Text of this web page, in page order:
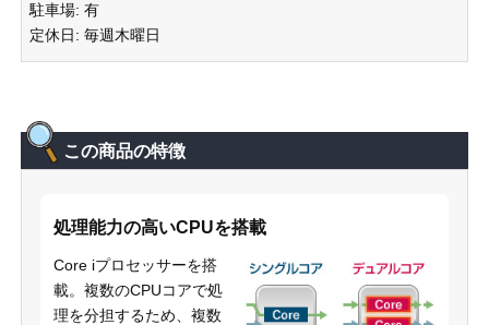
駐車場: 有
定休日: 毎週木曜日
この商品の特徴
処理能力の高いCPUを搭載
Core iプロセッサーを搭
載。複数のCPUコアで処
理を分担するため、複数